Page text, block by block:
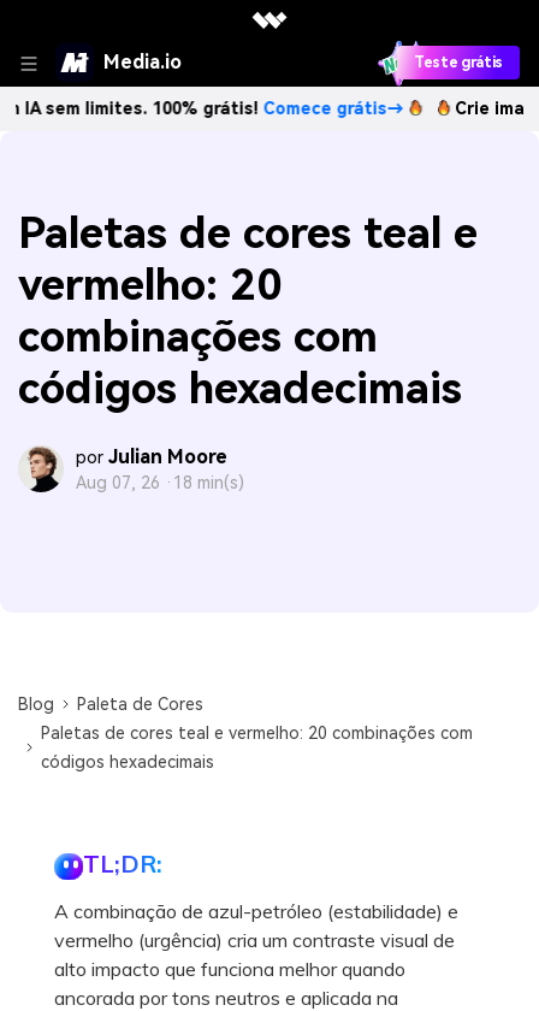
Media.io Teste grátis
limites. 100% grátis!Comece grátis→ Crie imagens com
Paletas de cores teal e
vermelho: 20
combinações com
códigos hexadecimais
por Julian Moore
Aug 07, 26 · 18 min(s)
Blog
Paleta de Cores
Paletas de cores teal e vermelho: 20 combinações com
códigos hexadecimais
TL;DR:
A combinação de azul-petróleo (estabilidade) e
vermelho (urgência) cria um contraste visual de
alto impacto que funciona melhor quando
ancorada por tons neutros e aplicada na